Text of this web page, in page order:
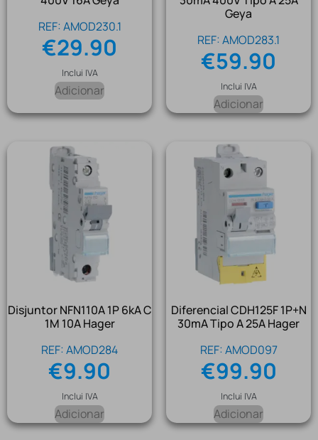
REF: AMOD230.1
€29.90
Inclui IVA
Adicionar
Geya
REF: AMOD283.1
€59.90
Inclui IVA
Adicionar
Disjuntor NFN110A 1P 6kA C
1M 10A Hager
REF: AMOD284
€9.90
Inclui IVA
Adicionar
Diferencial CDH125F 1P+N
30mA Tipo A 25A Hager
REF: AMOD097
€99.90
Inclui IVA
Adicionar